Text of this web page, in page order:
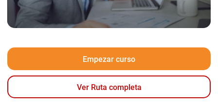
Empezar curso
Ver Ruta completa